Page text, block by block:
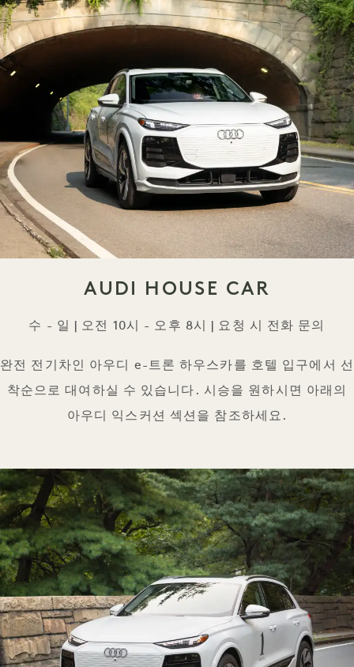
AUDI HOUSE CAR
수 - 일 | 오전 10시 - 오후 8시 | 요청 시 전화 문의
완전 전기차인 아우디 e-트론 하우스카를 호텔 입구에서 선
착순으로 대여하실 수 있습니다. 시승을 원하시면 아래의
아우디 익스커션 섹션을 참조하세요.